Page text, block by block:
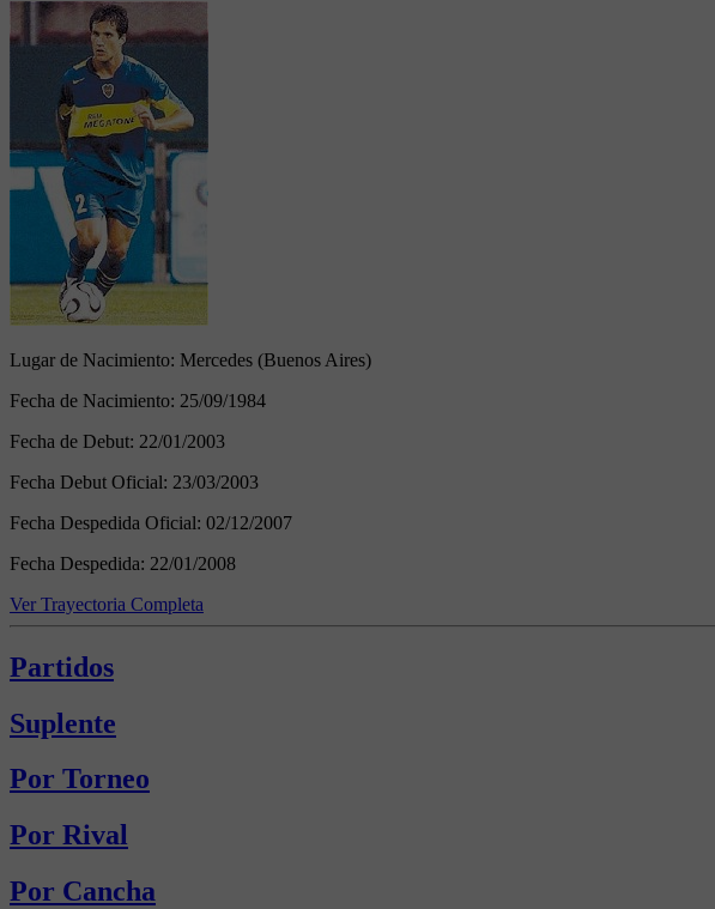
Lugar de Nacimiento: Mercedes (Buenos Aires)
Fecha de Nacimiento: 25/09/1984
Fecha de Debut: 22/01/2003
Fecha Debut Oficial: 23/03/2003
Fecha Despedida Oficial: 02/12/2007
Fecha Despedida: 22/01/2008
Ver Trayectoria Completa
Partidos
Suplente
Por Torneo
Por Rival
Por Cancha